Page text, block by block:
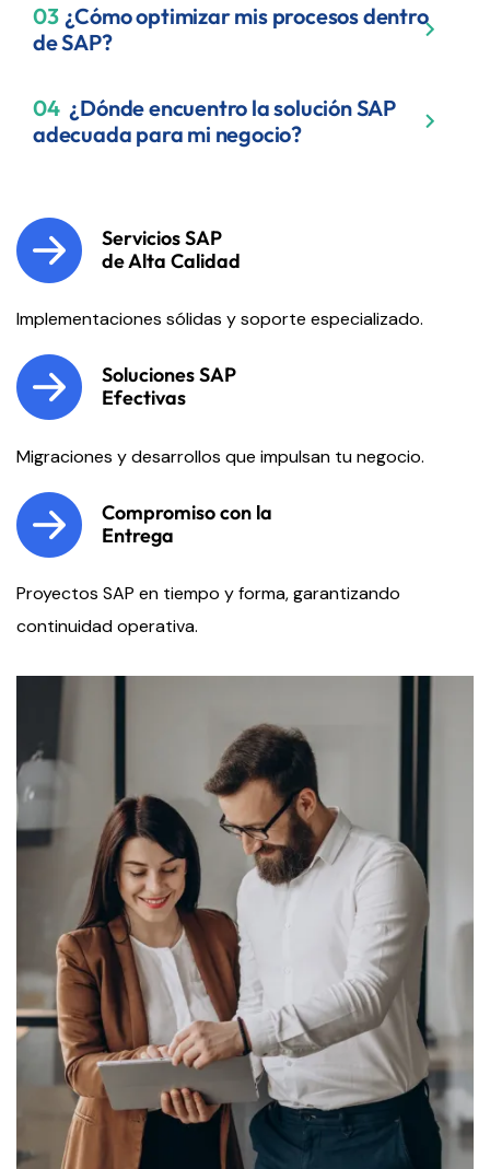
03 ¿Cómo optimizar mis procesos dentro
de SAP?
04 ¿Dónde encuentro la solución SAP
adecuada para mi negocio?
Servicios SAP
de Alta Calidad
Implementaciones sólidas y soporte especializado.
Soluciones SAP
Efectivas
Migraciones y desarrollos que impulsan tu negocio.
Compromiso con la
Entrega
Proyectos SAP en tiempo y forma, garantizando
continuidad operativa.